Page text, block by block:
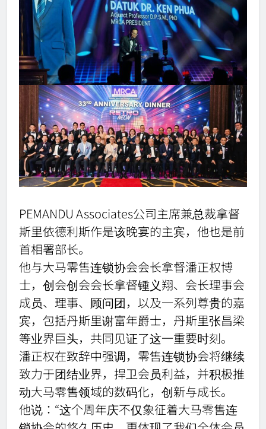
PEMANDU Associates公司主席兼总裁拿督
斯里依德利斯作是该晚宴的主宾，他也是前
首相署部长。
他与大马零售连锁协会会长拿督潘正权博
士，创会创会会长拿督锺义翔、会长理事会
成员、理事、顾问团，以及一系列尊贵的嘉
宾，包括丹斯里谢富年爵士，丹斯里张昌梁
等业界巨头，共同见证了这一重要时刻。
潘正权在致辞中强调，零售连锁协会将继续
致力于团结业界，捍卫会员利益，并积极推
动大马零售领域的数码化，创新与成长。
他说：“这个周年庆不仅象征着大马零售连